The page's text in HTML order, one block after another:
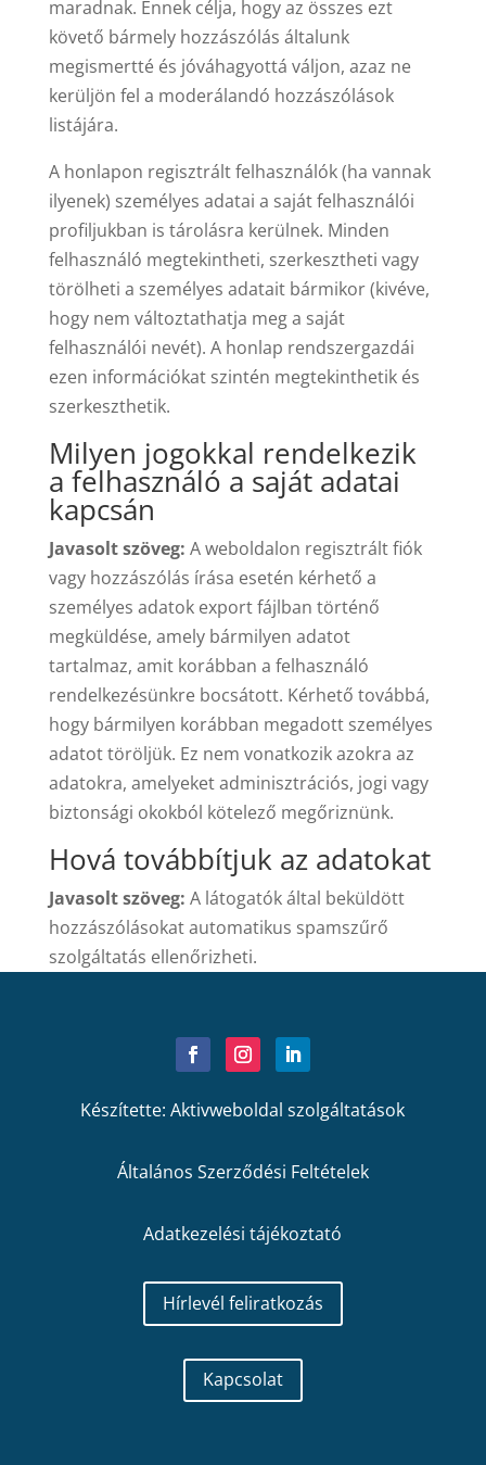
maradnak. Ennek célja, hogy az összes ezt
követő bármely hozzászólás általunk
megismertté és jóváhagyottá váljon, azaz ne
kerüljön fel a moderálandó hozzászólások
listájára.
A honlapon regisztrált felhasználók (ha vannak
ilyenek) személyes adatai a saját felhasználói
profiljukban is tárolásra kerülnek. Minden
felhasználó megtekintheti, szerkesztheti vagy
törölheti a személyes adatait bármikor (kivéve,
hogy nem változtathatja meg a saját
felhasználói nevét). A honlap rendszergazdái
ezen információkat szintén megtekinthetik és
szerkeszthetik.
Milyen jogokkal rendelkezik
a felhasználó a saját adatai
kapcsán
Javasolt szöveg: A weboldalon regisztrált fiók
vagy hozzászólás írása esetén kérhető a
személyes adatok export fájlban történő
megküldése, amely bármilyen adatot
tartalmaz, amit korábban a felhasználó
rendelkezésünkre bocsátott. Kérhető továbbá,
hogy bármilyen korábban megadott személyes
adatot töröljük. Ez nem vonatkozik azokra az
adatokra, amelyeket adminisztrációs, jogi vagy
biztonsági okokból kötelező megőriznünk.
Hová továbbítjuk az adatokat
Javasolt szöveg: A látogatók által beküldött
hozzászólásokat automatikus spamszűrő
szolgáltatás ellenőrizheti.
Készítette: Aktivweboldal szolgáltatások
Általános Szerződési Feltételek
Adatkezelési tájékoztató
Hírlevél feliratkozás
Kapcsolat